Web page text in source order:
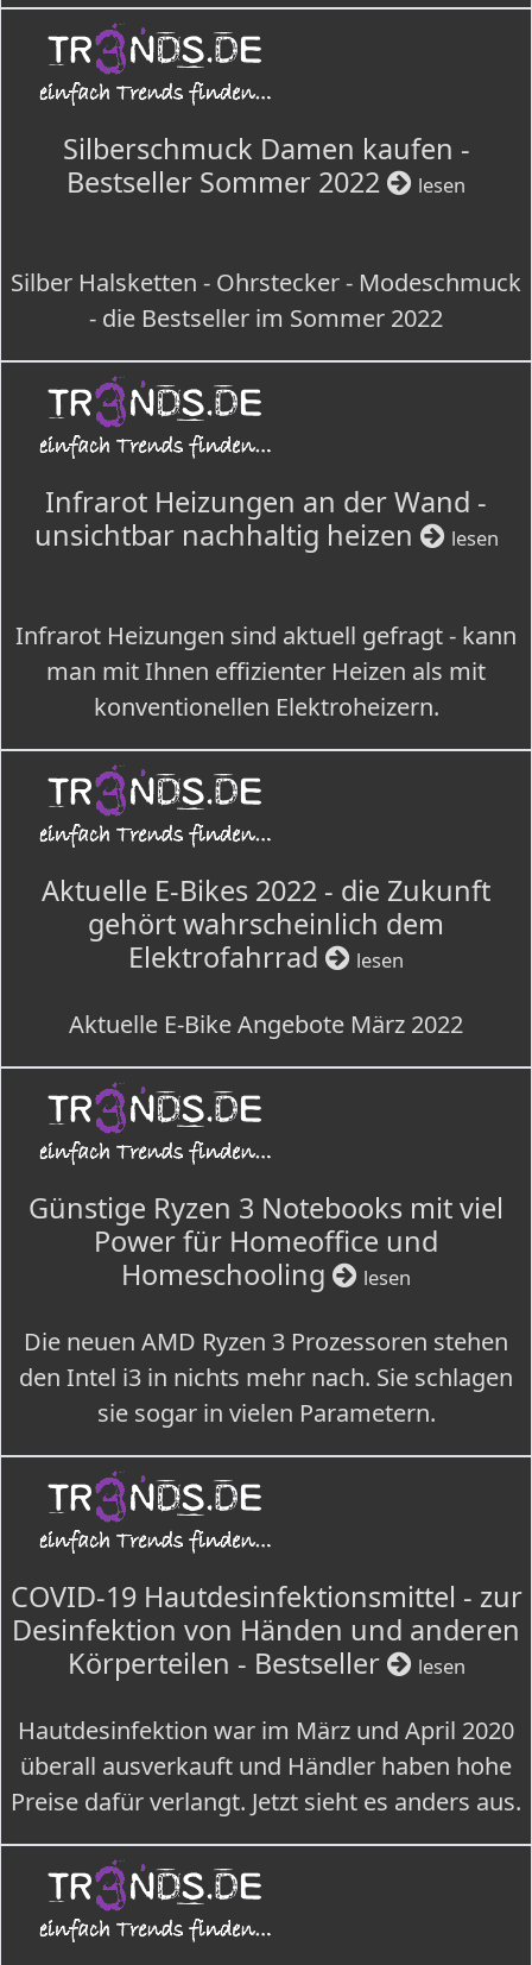
Silberschmuck Damen kaufen -
Bestseller Sommer 2022
lesen
Silber Halsketten - Ohrstecker - Modeschmuck
- die Bestseller im Sommer 2022
Infrarot Heizungen an der Wand -
unsichtbar nachhaltig heizen
lesen
Infrarot Heizungen sind aktuell gefragt - kann
man mit Ihnen effizienter Heizen als mit
konventionellen Elektroheizern.
Aktuelle E-Bikes 2022 - die Zukunft
gehört wahrscheinlich dem
Elektrofahrrad
lesen
Aktuelle E-Bike Angebote März 2022
Günstige Ryzen 3 Notebooks mit viel
Power für Homeoffice und
Homeschooling
lesen
Die neuen AMD Ryzen 3 Prozessoren stehen
den Intel i3 in nichts mehr nach. Sie schlagen
sie sogar in vielen Parametern.
COVID-19 Hautdesinfektionsmittel - zur
Desinfektion von Händen und anderen
Körperteilen - Bestseller
lesen
Hautdesinfektion war im März und April 2020
überall ausverkauft und Händler haben hohe
Preise dafür verlangt. Jetzt sieht es anders aus.